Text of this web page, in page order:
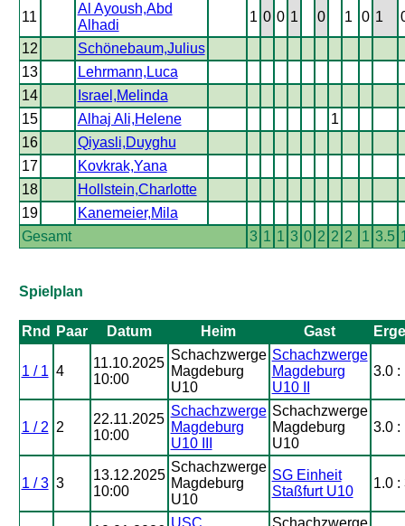
11
Al Ayoush,Abd
Alhadi
1 0 0 1 0 1 0 1
12
Schönebaum,Julius
13
Lehrmann,Luca
14
Israel,Melinda
15
Alhaj Ali,Helene
1
16
Qiyasli,Duyghu
17
Kovkrak,Yana
18
Hollstein,Charlotte
19
Kanemeier,Mila
Gesamt
3 1 1 3 0 2 2 2 1 3.5
Spielplan
Rnd Paar Datum Heim Gast
1 / 1 4
11.10.2025
10:00
Schachzwerge
Magdeburg
U10
Schachzwerge
Magdeburg
U10 II
3.0 :
1 / 2 2
22.11.2025
10:00
Schachzwerge
Magdeburg
U10 III
Schachzwerge
Magdeburg
U10
3.0 :
1 / 3 3
13.12.2025
10:00
Schachzwerge
Magdeburg
U10
SG Einheit
Staßfurt U10
1.0 :
USC Schachzwerge